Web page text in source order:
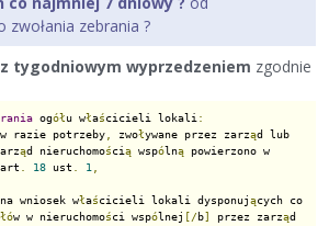
zebrania ?
z tygodniowym wyprzedzeniem zgodnie
ogółu właścicieli lokali :
w razie potrzeby zwoływane przez zarząd lub
ąd nieruchomością wspólną powierzono w
18 ust 1
na wniosek właścicieli lokali dysponujących co
łów w nieruchomości wspólnej [/b] przez zarząd